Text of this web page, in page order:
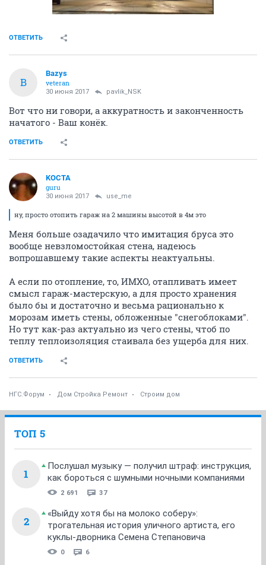
ОТВЕТИТЬ
B
Bazys
veteran
30 июня 2017 pavlik_NSK
Вот что ни говори, а аккуратность и законченность
начатого - Ваш конёк.
ОТВЕТИТЬ
KOCTA
guru
30 июня 2017 use_me
ну, просто отопить гараж на 2 машины высотой в 4м это
Меня больше озадачило что имитация бруса это
вообще невзломостойкая стена, надеюсь
вопрошавшему такие аспекты неактуальны.
А если по отопление, то, ИМХО, отапливать имеет
смысл гараж-мастерскую, а для просто хранения
было бы и достаточно и весьма рационально к
морозам иметь стены, обложенные "снегоблоками".
Но тут как-раз актуально из чего стены, чтоб по
теплу теплоизоляция стаивала без ущерба для них.
ОТВЕТИТЬ
НГС.Форум Дом Стройка Ремонт Строим дом
ТОП 5
1
Послушал музыку — получил штраф: инструкция,
как бороться с шумными ночными компаниями
2 691 37
2
«Выйду хотя бы на молоко соберу»:
трогательная история уличного артиста, его
куклы-дворника Семена Степановича
0 6